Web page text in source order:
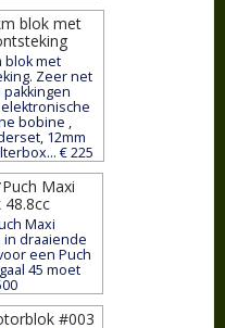
blok met
Zeer net
pakkingen
bobine ,
12mm
€ 225
Maxi
in draaiende
een Puch
45 moet